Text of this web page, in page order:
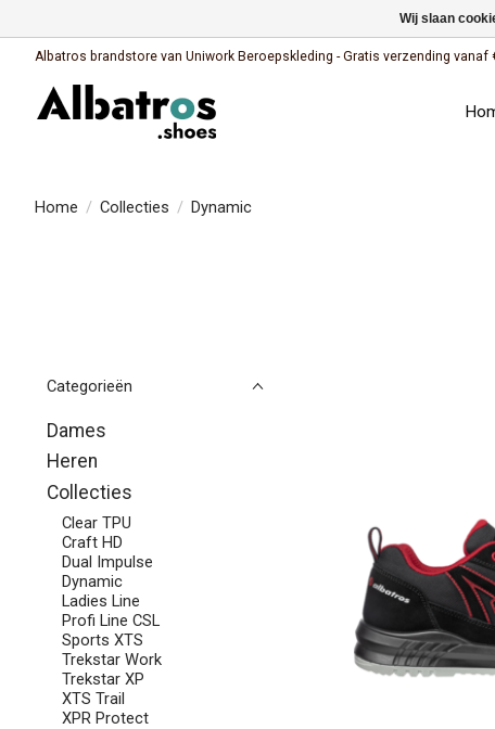
Albatros brandstore van Uniwork Beroepskleding - Gratis verzending
Home / Collecties / Dynamic
Categorieën
Dames
Heren
Collecties
Clear TPU
Craft HD
Dual Impulse
Dynamic
Ladies Line
Profi Line CSL
Sports XTS
Trekstar Work
Trekstar XP
XTS Trail
XPR Protect
Wij slaan